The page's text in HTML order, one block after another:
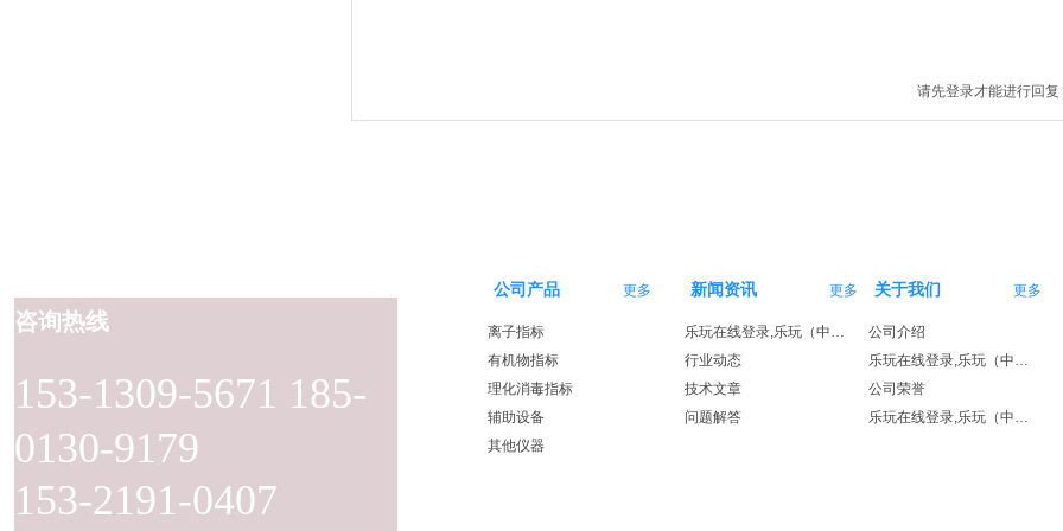
请先登录才能进行回复
153-1309-5671 185-
0130-9179
153-2191-0407
咨询热线
新闻资讯 更多
乐玩在线登录,乐玩（中国）
行业动态
技术文章
问题解答
公司产品 更多
离子指标
有机物指标
理化消毒指标
辅助设备
其他仪器
关于我们 更多
公司介绍
乐玩在线登录,乐玩（中国）
公司荣誉
乐玩在线登录,乐玩（中国）